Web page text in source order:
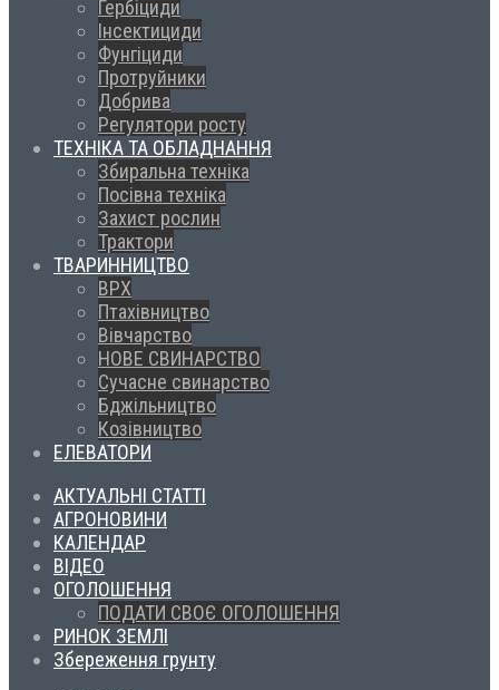
Гербіциди
Інсектициди
Фунгіциди
Протруйники
Добрива
Регулятори росту
ТЕХНІКА ТА ОБЛАДНАННЯ
Збиральна техніка
Посівна техніка
Захист рослин
Трактори
ТВАРИННИЦТВО
ВРХ
Птахівництво
Вівчарство
НОВЕ СВИНАРСТВО
Сучасне свинарство
Бджільництво
Козівництво
ЕЛЕВАТОРИ
АКТУАЛЬНІ СТАТТІ
АГРОНОВИНИ
КАЛЕНДАР
ВІДЕО
ОГОЛОШЕННЯ
ПОДАТИ СВОЄ ОГОЛОШЕННЯ
РИНОК ЗЕМЛІ
Збереження грунту